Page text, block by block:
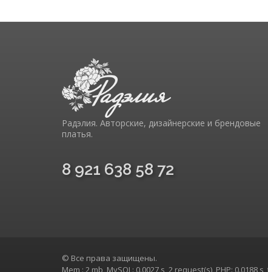
Радэлия. Авторские, дизайнерские и брендовые
платья.
8 921 638 58 72
© Все права защищены.
Mem : 2 mb, MySQL: 0.0027 s, 2 request(s), PHP: 0.0188